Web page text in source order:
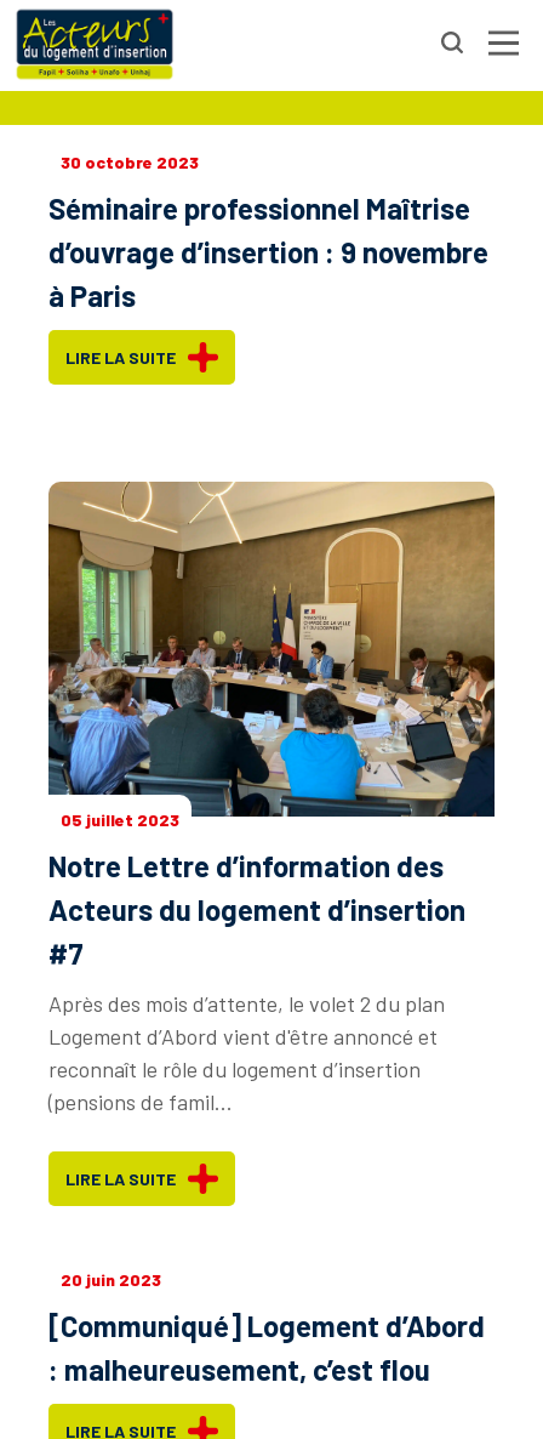
ACTUALITÉS
30 octobre 2023
Séminaire professionnel Maîtrise
d’ouvrage d’insertion : 9 novembre
à Paris
LIRE LA SUITE
05 juillet 2023
Notre Lettre d’information des
Acteurs du logement d’insertion
#7
Après des mois d’attente, le volet 2 du plan
Logement d’Abord vient d'être annoncé et
reconnaît le rôle du logement d’insertion
(pensions de famil...
LIRE LA SUITE
20 juin 2023
[Communiqué] Logement d’Abord
: malheureusement, c’est flou
LIRE LA SUITE